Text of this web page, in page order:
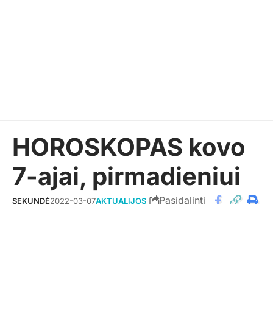
HOROSKOPAS kovo
7-ajai, pirmadieniui
SEKUNDĖ2022-03-07AKTUALIJOS Pasidalinti